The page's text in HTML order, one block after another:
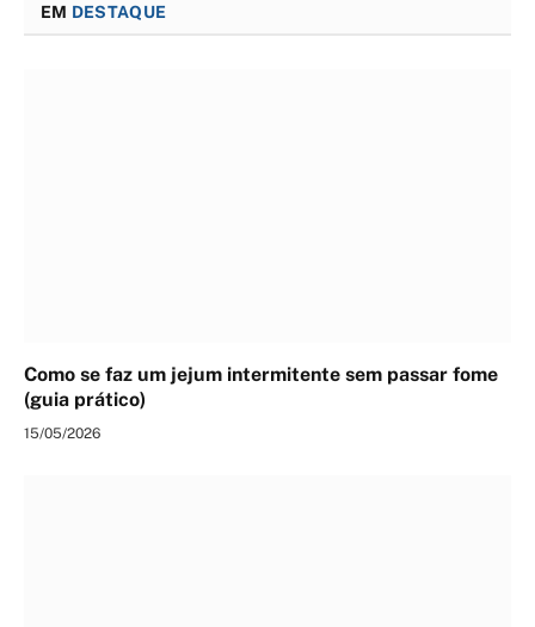
EM DESTAQUE
Como se faz um jejum intermitente sem passar fome
(guia prático)
15/05/2026